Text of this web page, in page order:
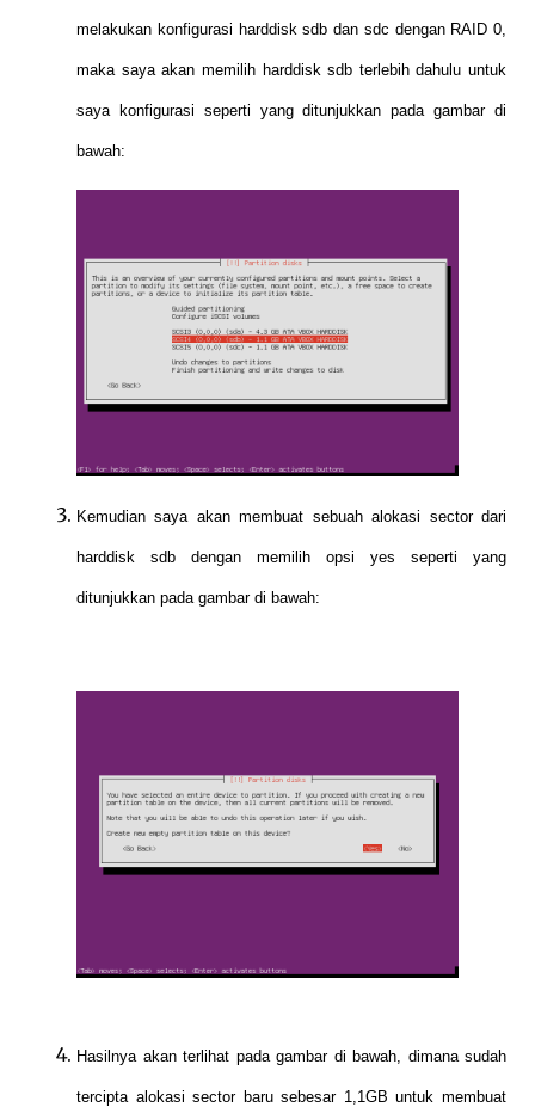
melakukan konfigurasi harddisk sdb dan sdc dengan RAID 0,
maka saya akan memilih harddisk sdb terlebih dahulu untuk
saya konfigurasi seperti yang ditunjukkan pada gambar di
bawah:
Kemudian saya akan membuat sebuah alokasi sector dari
harddisk sdb dengan memilih opsi yes seperti yang
ditunjukkan pada gambar di bawah:
Hasilnya akan terlihat pada gambar di bawah, dimana sudah
tercipta alokasi sector baru sebesar 1,1GB untuk membuat